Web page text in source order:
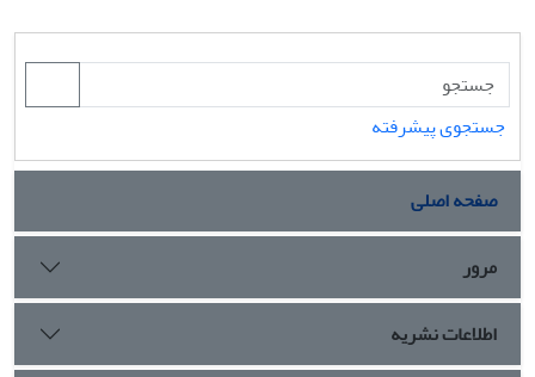
جستجوی پیشرفته
صفحه اصلی
مرور
اطلاعات نشریه